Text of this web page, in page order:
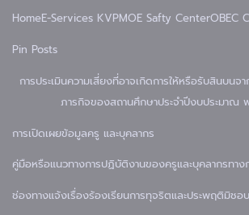
HomeE-Services KVPMOE Safty CenterOBEC
Pin Posts
การประเมินความเสี่ยงที่อาจเกิดการให้หรือรับสินบนจ
ภารกิจของสถานศึกษาประจำปีงบประมาณ
การเปิดเผยข้อมูลครู และบุคลากร
คู่มือหรือแนวทางการปฏิบัติงานของครูและบุคลากรทาง
ช่องทางแจ้งเรื่องร้องเรียนการทุจริตและประพฤติมิชอบ